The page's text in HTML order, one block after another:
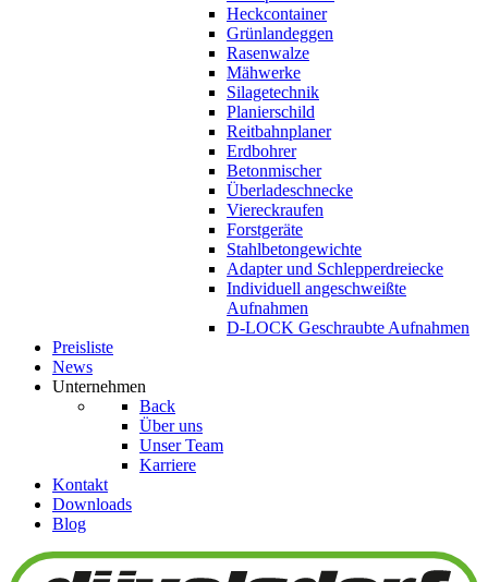
Heckcontainer
Grünlandeggen
Rasenwalze
Mähwerke
Silagetechnik
Planierschild
Reitbahnplaner
Erdbohrer
Betonmischer
Überladeschnecke
Viereckraufen
Forstgeräte
Stahlbetongewichte
Adapter und Schlepperdreiecke
Individuell angeschweißte
Aufnahmen
D-LOCK Geschraubte Aufnahmen
Preisliste
News
Unternehmen
Back
Über uns
Unser Team
Karriere
Kontakt
Downloads
Blog